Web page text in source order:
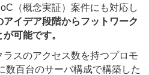
（概念実証）案件にも対応し
アイデア段階からフットワーク
可能です。
スのアクセス数を持つプロモ
数百台のサーバ構成で構築した